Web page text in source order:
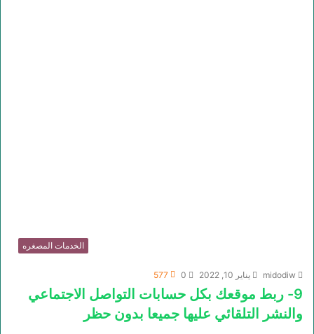
الخدمات المصغره
midodiw يناير 10, 2022 0
577
9- ربط موقعك بكل حسابات التواصل الاجتماعي
والنشر التلقائي عليها جميعا بدون حظر